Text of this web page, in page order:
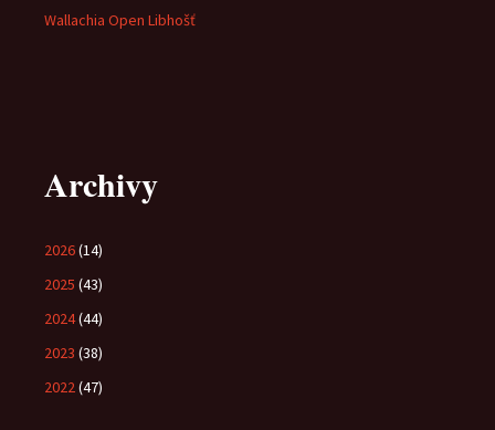
Wallachia Open Libhošť
Archivy
2026(14)
2025 (43)
2024(44)
2023 (38)
2022(47)